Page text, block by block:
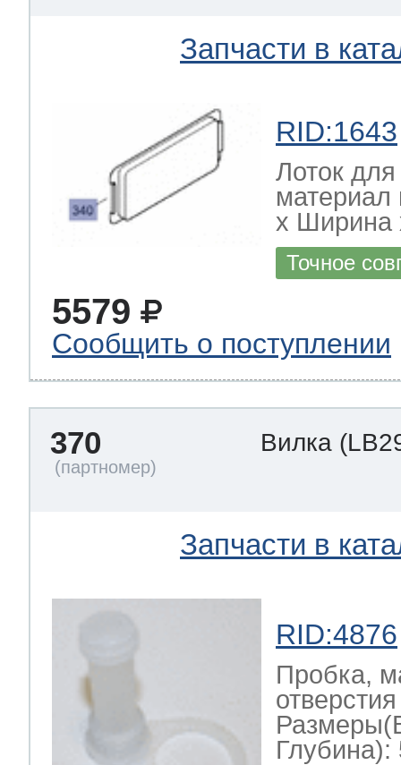
Запчасти в
RID:1643
Лоток
материал
х Ширина
Точное
5579
Сообщить о поступлении
370 Вилка
Запчасти в
RID:4876
Пробка,
Глубина):